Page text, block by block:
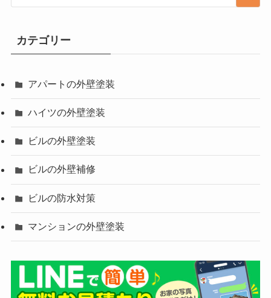
カテゴリー
アパートの外壁塗装
ハイツの外壁塗装
ビルの外壁塗装
ビルの外壁補修
ビルの防水対策
マンションの外壁塗装